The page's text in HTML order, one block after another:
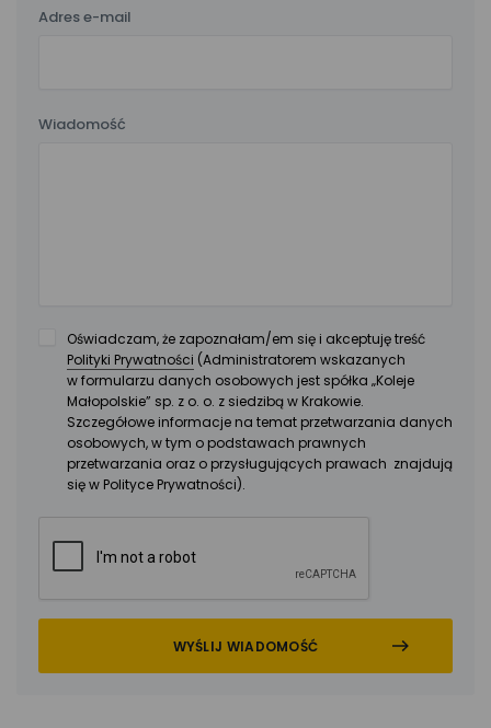
Adres e-mail
Wiadomość
Oświadczam, że zapoznałam/em się i akceptuję treść
Polityki Prywatności (Administratorem wskazanych
w formularzu danych osobowych jest spółka „Koleje
Małopolskie” sp. z o. o. z siedzibą w Krakowie.
Szczegółowe informacje na temat przetwarzania danych
osobowych, w tym o podstawach prawnych
przetwarzania oraz o przysługujących prawach znajdują
się w Polityce Prywatności).